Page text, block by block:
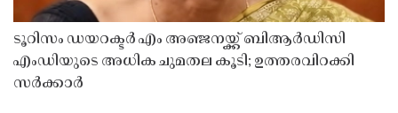
ടൂറിസം ഡയറക്ടർ എം അഞ്ജനയ്ക്ക് ബിആർഡിസി
എംഡിയുടെ അധിക ചുമതല കൂടി; ഉത്തരവിറക്കി
സർക്കാർ